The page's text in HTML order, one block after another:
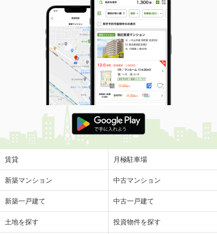
賃貸 月極駐車場
新築マンション 中古マンション
新築一戸建て 中古一戸建て
土地を探す 投資物件を探す